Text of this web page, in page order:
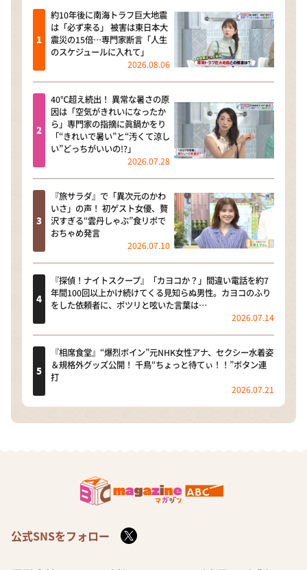
朝だ！生です旅サラダ
教えて！ニュースライブ 正義のミカタ
ＬＩＦＥ～夢のカタチ～
新婚さんいらっしゃい！
ポツンと一軒家
ザキ山小屋本館
ぺこぱのまるスポ
約10年後に南海トラフ巨大地震
は「必ず来る」 被害は東日本大
震災の15倍…専門家断言「人生
のスケジュールに入れて」
2026.08.06
40℃超え続出！ 異常な暑さの原
因は「空気がきれいになったか
ら」専門家の指摘に眞鍋かをり
「“きれいで暑い”と“汚くて涼し
い”どっちがいいの!?」
2026.07.28
『旅サラダ』で「異次元のかわ
いさ」の声！ 初ゲスト女優、贅
沢すぎる“雲丹しゃぶ”食リポで
おちゃめ発言
2026.07.10
『探偵！ナイトスクープ』「カヨコか？」間違い電話を約7
年間100回以上かけ続けてくる見知らぬ男性。カヨコのふり
をした依頼者に、ポツリと呟いた言葉は…
2026.07.14
『相席食堂』“爆烈ボイン”元NHK女性アナ、セクシー水着姿
＆規格外グッズ公開！ 千鳥“ちょっと待てぃ！！”ボタン連
打
2026.07.21
公式SNSをフォロー